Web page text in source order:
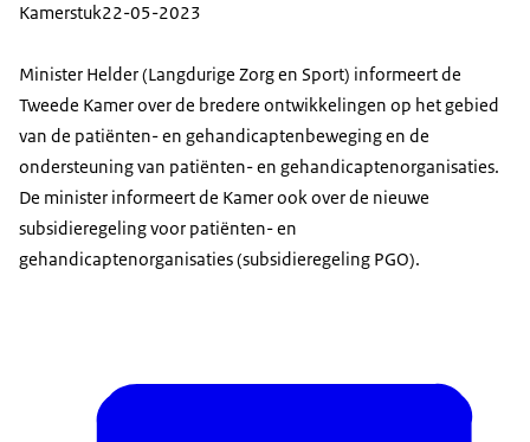
Kamerstuk22-05-2023
Minister Helder (Langdurige Zorg en Sport) informeert de
Tweede Kamer over de bredere ontwikkelingen op het gebied
van de patiënten- en gehandicaptenbeweging en de
ondersteuning van patiënten- en gehandicaptenorganisaties.
De minister informeert de Kamer ook over de nieuwe
subsidieregeling voor patiënten- en
gehandicaptenorganisaties (subsidieregeling PGO).